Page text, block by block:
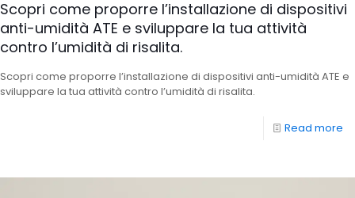
Scopri come proporre l’installazione di dispositivi
anti-umidità ATE e sviluppare la tua attività
contro l’umidità di risalita.
Scopri come proporre l’installazione di dispositivi anti-umidità ATE e
sviluppare la tua attività contro l’umidità di risalita.
Read more